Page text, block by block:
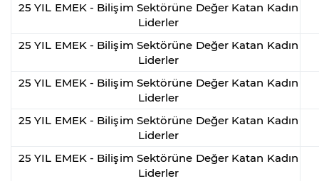
25 YIL EMEK - Bilişim Sektörüne Değer Katan Kadın
Liderler
25 YIL EMEK - Bilişim Sektörüne Değer Katan Kadın
Liderler
25 YIL EMEK - Bilişim Sektörüne Değer Katan Kadın
Liderler
25 YIL EMEK - Bilişim Sektörüne Değer Katan Kadın
Liderler
25 YIL EMEK - Bilişim Sektörüne Değer Katan Kadın
Liderler